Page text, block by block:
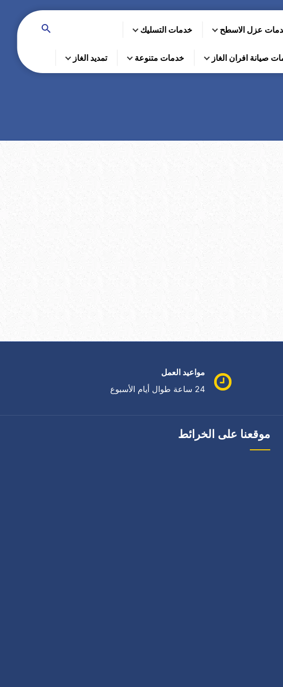
عزل الاسطح خدمات التسليك
صيانة افران الغاز خدمات متنوعة تمديد الغاز
مواعيد العمل
24 ساعة طوال أيام الأسبوع
موقعنا على الخرائط